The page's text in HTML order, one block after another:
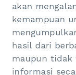
akan
kemampuan
hasil dari
maupun tidak
informasi